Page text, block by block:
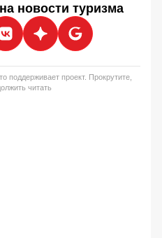
новости туризма
поддерживает проект. Прокрутите,
читать